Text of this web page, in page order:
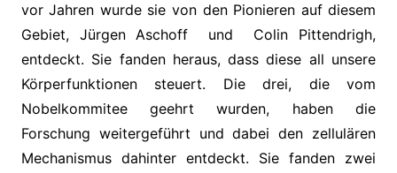
vor Jahren wurde sie von den Pionieren auf diesem
Gebiet, Jürgen Aschoff und Colin Pittendrigh,
entdeckt. Sie fanden heraus, dass diese all unsere
Körperfunktionen steuert. Die drei, die vom
Nobelkommitee geehrt wurden, haben die
Forschung weitergeführt und dabei den zellulären
Mechanismus dahinter entdeckt. Sie fanden zwei